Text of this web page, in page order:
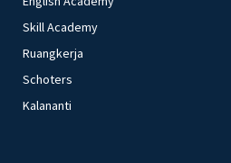
Skill Academy
Ruangkerja
Schoters
Kalananti